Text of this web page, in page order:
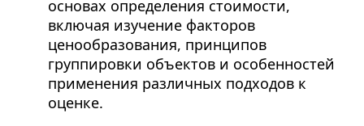
основах определения стоимости,
включая изучение факторов
ценообразования, принципов
группировки объектов и особенностей
применения различных подходов к
оценке.